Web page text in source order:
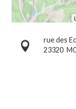
rue des
23320